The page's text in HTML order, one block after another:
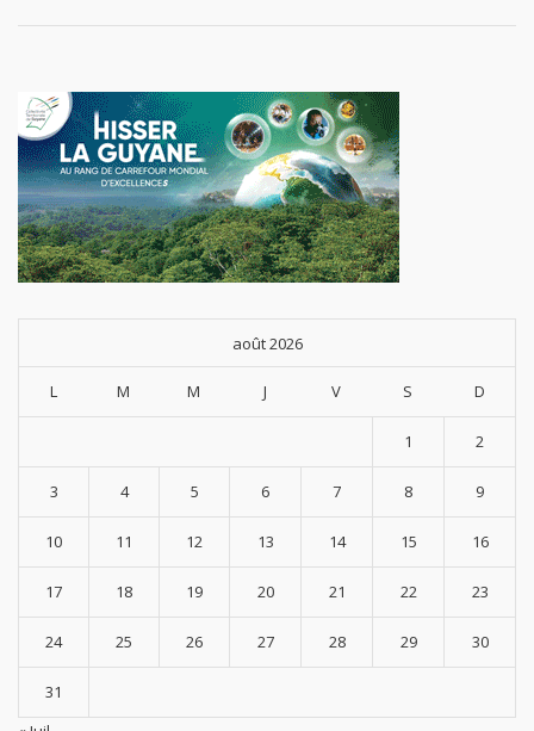
août 2026
L M M J V S D
1 2
3 4 5 6 7 8 9
10 11 12 13 14 15 16
17 18 19 20 21 22 23
24 25 26 27 28 29 30
31